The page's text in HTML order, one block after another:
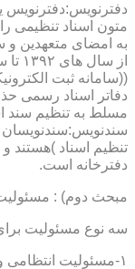
دفترنویس:دفترنویس
متون اسناد تنظیمی
به امضای متعهدین و
((سامانه ثبت
دفاتر اسناد رسمی
مسلط به تنظیم سند
سندنویس:سندنویسان
تنظیم اسناد )هستند
دفترخانه است.
مبحث دوم) :
سه نوع مسئولیت